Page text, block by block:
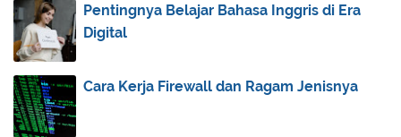
Iman Kepada Kitab-Kitab Allah
Perkembangan Islam Pada Abad Pertengahan
Transaksi Ekonomi dalam Islam
Khutbah, Tabligh, Dakwah
Perkembangan Islam Pada Masa Modern
Pentingnya Belajar Bahasa Inggris di Era
Digital
Cara Kerja Firewall dan Ragam Jenisnya